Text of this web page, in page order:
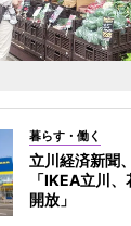
暮らす・働く
立川経済新聞
「IKEA立川
開放」